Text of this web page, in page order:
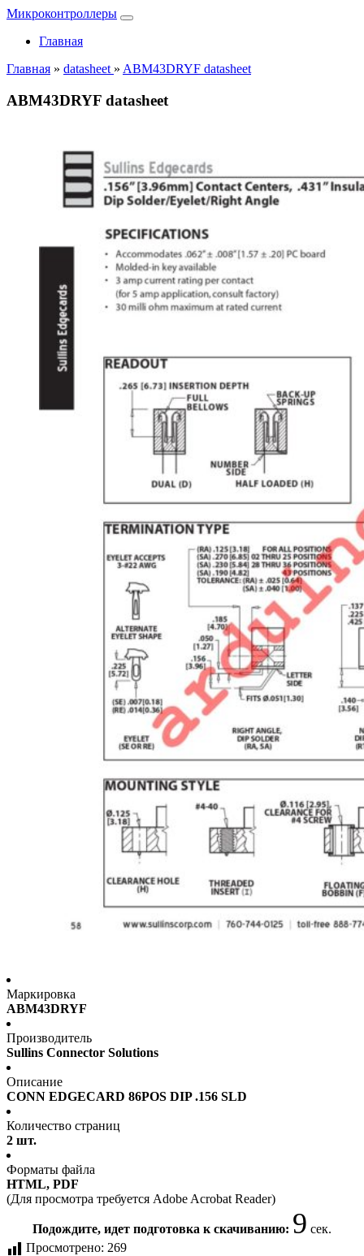
Микроконтроллеры
Главная
Главная » datasheet » ABM43DRYF datasheet
ABM43DRYF datasheet
Маркировка
ABM43DRYF
Производитель
Sullins Connector Solutions
Описание
CONN EDGECARD 86POS DIP .156 SLD
Количество страниц
2 шт.
Форматы файла
HTML, PDF
(Для просмотра требуется Adobe Acrobat Reader)
Подождите, идет подготовка к скачиванию: 9 сек.
Просмотрено: 269